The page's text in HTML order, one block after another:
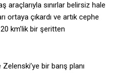
araçlarıyla sınırlar belirsiz hale
ortaya çıkardı ve artık cephe
km’lik bir şeritten
bir barış planı